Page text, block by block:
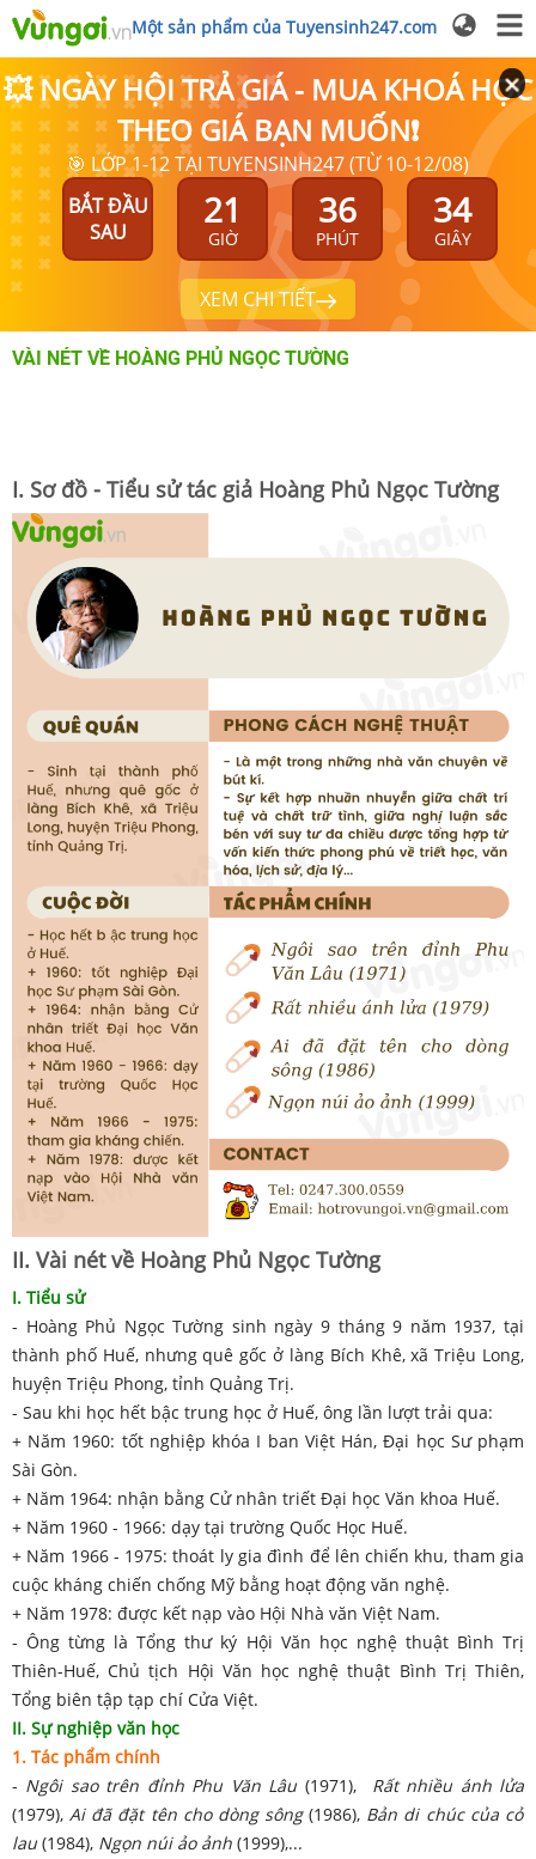
Một sản phẩm của Tuyensinh247.com
💥 NGÀY HỘI TRẢ GIÁ - MUA KHOÁ HỌC
THEO GIÁ BẠN MUỐN❗
🎯 LỚP 1-12 TẠI TUYENSINH247 (TỪ 10-12/08)
BẮT ĐẦU
SAU
21
GIỜ
36
PHÚT
33
GIÂY
XEM CHI TIẾT
VÀI NÉT VỀ HOÀNG PHỦ NGỌC TƯỜNG
I. Sơ đồ - Tiểu sử tác giả Hoàng Phủ Ngọc Tường
II. Vài nét về Hoàng Phủ Ngọc Tường
I. Tiểu sử
- Hoàng Phủ Ngọc Tường sinh ngày 9 tháng 9 năm 1937, tại
thành phố Huế, nhưng quê gốc ở làng Bích Khê, xã Triệu Long,
huyện Triệu Phong, tỉnh Quảng Trị.
- Sau khi học hết bậc trung học ở Huế, ông lần lượt trải qua:
+ Năm 1960: tốt nghiệp khóa I ban Việt Hán, Đại học Sư phạm
Sài Gòn.
+ Năm 1964: nhận bằng Cử nhân triết Đại học Văn khoa Huế.
+ Năm 1960 - 1966: dạy tại trường Quốc Học Huế.
+ Năm 1966 - 1975: thoát ly gia đình để lên chiến khu, tham gia
cuộc kháng chiến chống Mỹ bằng hoạt động văn nghệ.
+ Năm 1978: được kết nạp vào Hội Nhà văn Việt Nam.
- Ông từng là Tổng thư ký Hội Văn học nghệ thuật Bình Trị
Thiên-Huế, Chủ tịch Hội Văn học nghệ thuật Bình Trị Thiên,
Tổng biên tập tạp chí Cửa Việt.
II. Sự nghiệp văn học
1. Tác phẩm chính
- Ngôi sao trên đỉnh Phu Văn Lâu (1971), Rất nhiều ánh lửa
(1979),Ai đã đặt tên cho dòng sông(1986), Bản di chúc của cỏ
lau (1984), Ngọn núi ảo ảnh (1999),...